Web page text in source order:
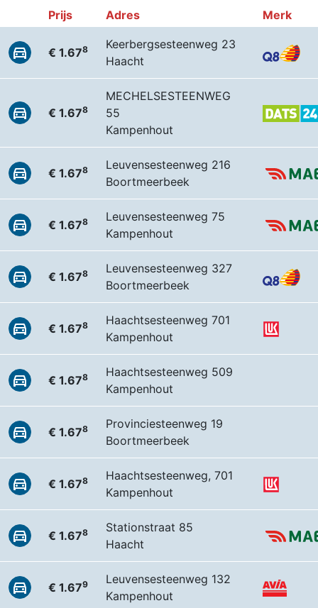
Prijs Adres Merk
€ 1.678
Keerbergsesteenweg 23
Haacht
€ 1.678
MECHELSESTEENWEG
55
Kampenhout
€ 1.678
Leuvensesteenweg 216
Boortmeerbeek
€ 1.678
Leuvensesteenweg 75
Kampenhout
€ 1.678
Leuvensesteenweg 327
Boortmeerbeek
€ 1.678
Haachtsesteenweg 701
Kampenhout
€ 1.678
Haachtsesteenweg 509
Kampenhout
€ 1.678
Provinciesteenweg 19
Boortmeerbeek
€ 1.678
Haachtsesteenweg, 701
Kampenhout
€ 1.678
Stationstraat 85
Haacht
€ 1.679
Leuvensesteenweg 132
Kampenhout